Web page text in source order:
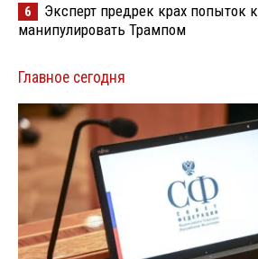
6
Эксперт предрек крах попыток
манипулировать Трампом
Главное сегодня